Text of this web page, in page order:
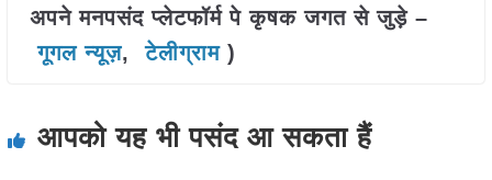
अपने मनपसंद प्लेटफॉर्म पे कृषक जगत से जुड़े –
गूगल न्यूज़,टेलीग्राम )
आपको यह भी पसंद आ सकता हैं